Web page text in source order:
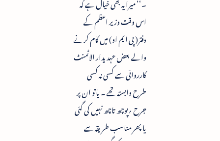
اس وقت وزیر اعظم کے
دفتر( پی ایم او) میں کام کرنے
والے بعض عہدیدار الاٹمنٹ
کارروائی سے کسی نہ کسی
طرح وابستہ تھے ۔ یاتو ان پر
جرح ؍پوچھ تاچھ نہیں کی گئی
یا پھر مناسب طریقہ سے